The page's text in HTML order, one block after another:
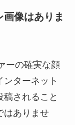
像はありま
ーの確実な顔
ターネット
されること
はありませ